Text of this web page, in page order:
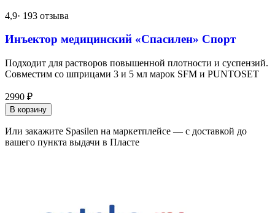
4,9· 193 отзыва
Инъектор медицинский «Спасилен» Спорт
Подходит для растворов повышенной плотности и суспензий.
Совместим со шприцами 3 и 5 мл марок SFM и PUNTOSET
2990 ₽
В корзину
Или закажите Spasilen на маркетплейсе — с доставкой до
вашего пункта выдачи в Пласте